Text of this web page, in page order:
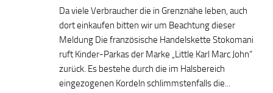
Da viele Verbraucher die in Grenznähe leben, auch
dort einkaufen bitten wir um Beachtung dieser
Meldung Die französische Handelskette Stokomani
ruft Kinder-Parkas der Marke „Little Karl Marc John“
zurück. Es bestehe durch die im Halsbereich
eingezogenen Kordeln schlimmstenfalls die...